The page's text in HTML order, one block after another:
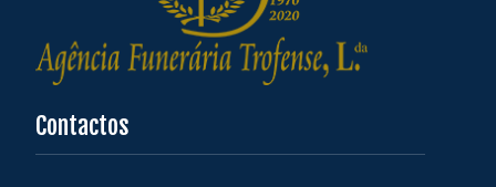
Contactos